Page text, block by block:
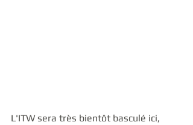
L'ITW sera très bientôt basculé ici,